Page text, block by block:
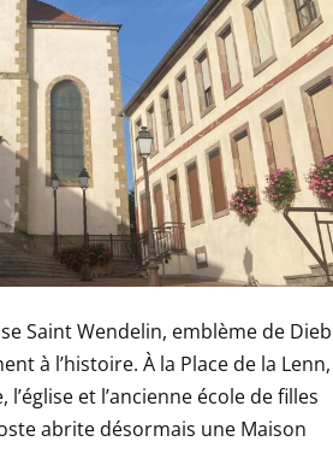
Saint Wendelin, emblème de
à l’histoire. À la Place de la
et l’ancienne école de filles
abrite désormais une Maison